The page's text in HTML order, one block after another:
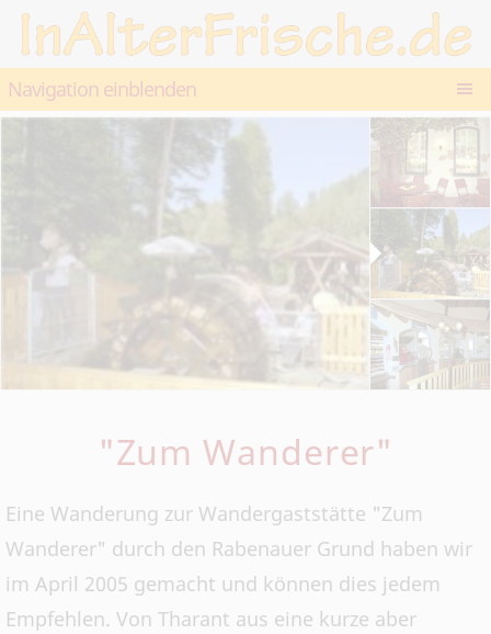
Navigation einblenden
"Zum Wanderer"
Eine Wanderung zur Wandergaststätte "Zum
Wanderer" durch den Rabenauer Grund haben wir
im April 2005 gemacht und können dies jedem
Empfehlen. Von Tharant aus eine kurze aber